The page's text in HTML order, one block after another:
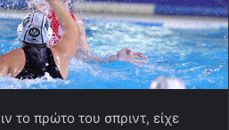
το πρώτο του σπριντ, είχε